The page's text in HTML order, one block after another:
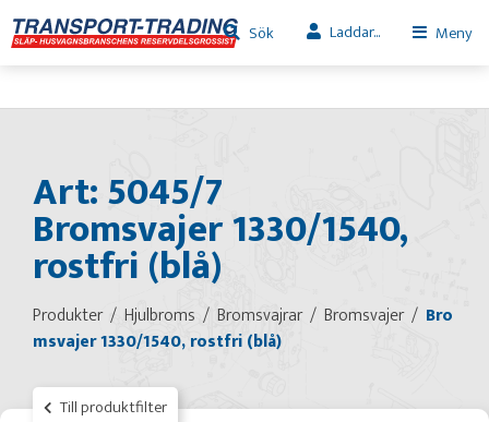
Sök Laddar... Meny
Art: 5045/7
Bromsvajer 1330/1540,
rostfri (blå)
Produkter Hjulbroms Bromsvajrar Bromsvajer
Bro
msvajer 1330/1540, rostfri (blå)
Till produktfilter